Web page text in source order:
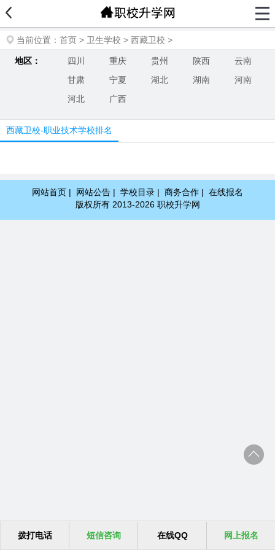
当前位置： 首页 > 卫生学校 > 西藏卫校 >
地区： 四川 重庆 贵州 陕西
云南
甘肃
宁夏 湖北 湖南
河南
河北
广西
西藏卫校-职业技术学校排名
网站首页 | 网站公告 | 学校目录 | 商务合作 | 在线报名
版权所有 2013-2026 职校升学网
拨打电话 短信咨询 在线QQ 网上报名